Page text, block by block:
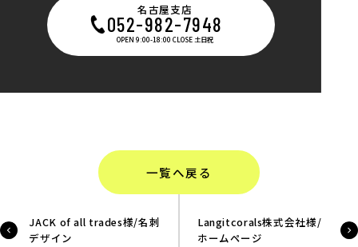
名古屋支店
052-982-7948
OPEN 9:00-18:00 CLOSE 土日祝
一覧へ戻る
JACK of all trades様/名刺
デザイン
Langitcorals株式会社様/
ホームページ